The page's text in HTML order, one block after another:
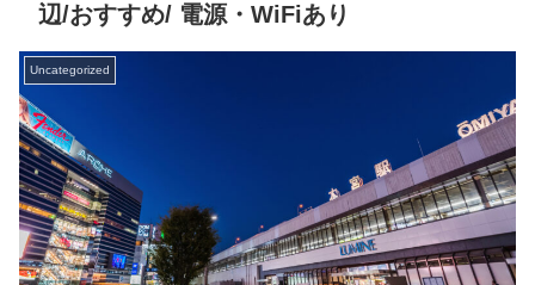
辺/おすすめ/ 電源・WiFiあり
Uncategorized